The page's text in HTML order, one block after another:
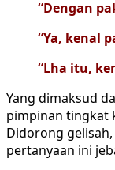
“Dengan
“Ya, kenal
“Lha itu,
Yang dimaksud
pimpinan tingkat
Didorong
pertanyaan ini